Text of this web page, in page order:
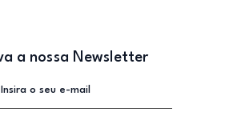
a nossa Newsletter